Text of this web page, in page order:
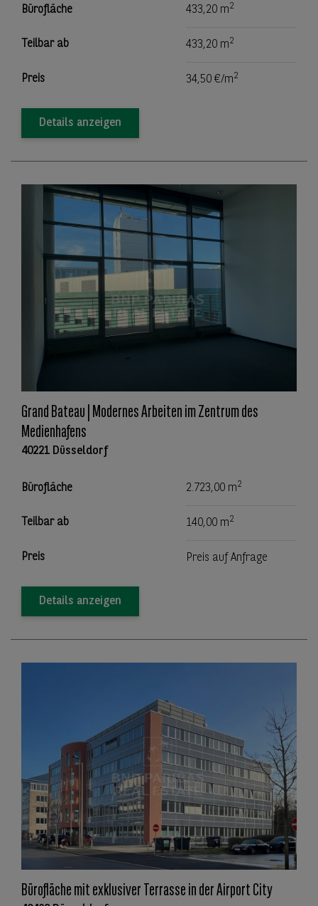
Bürofläche 433,20 m2
Teilbar ab 433,20 m2
Preis 34,50 €/m2
Details anzeigen
Grand Bateau | Modernes Arbeiten im Zentrum des
Medienhafens
40221 Düsseldorf
Bürofläche 2.723,00 m2
Teilbar ab 140,00 m2
Preis Preis auf Anfrage
Details anzeigen
Bürofläche mit exklusiver Terrasse in der Airport City